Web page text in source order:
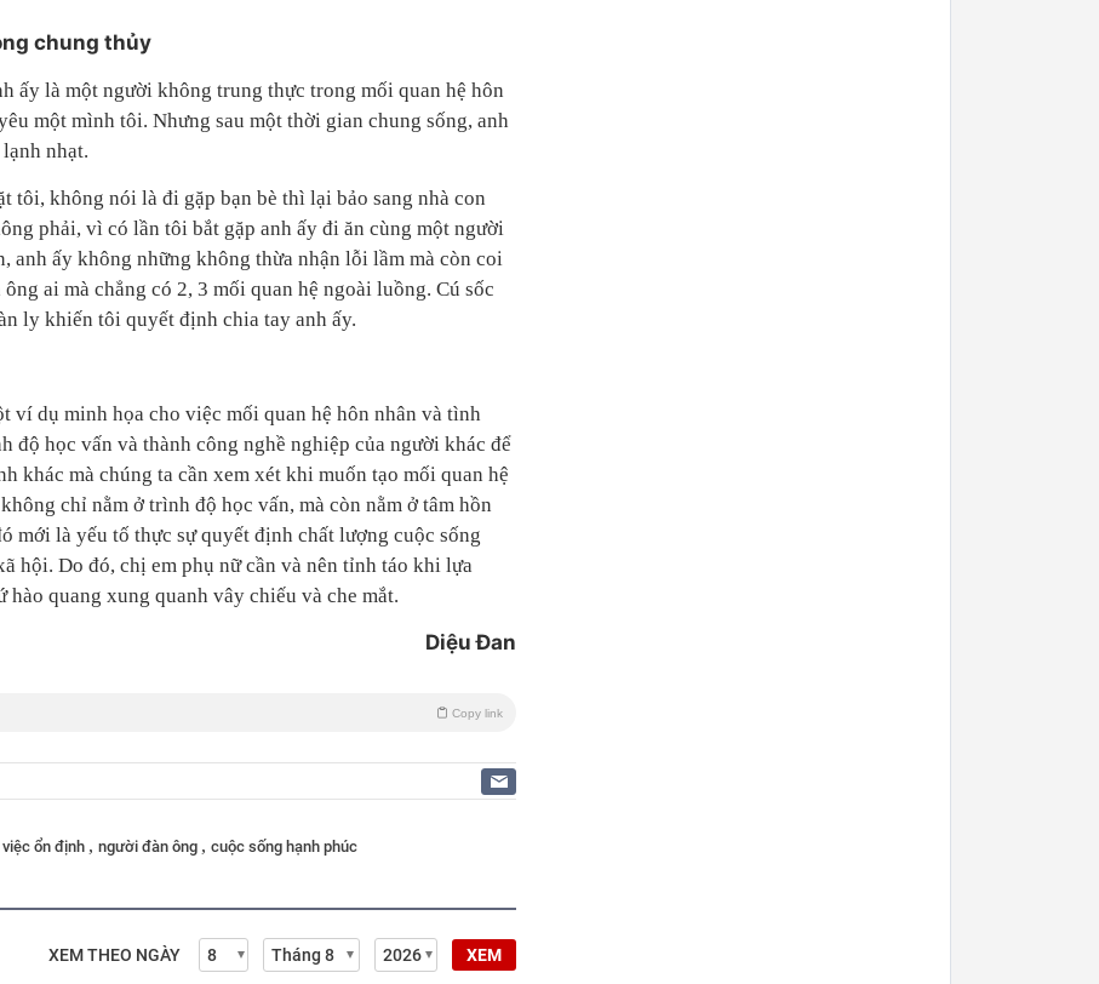
chung thủy
ấy là một người không trung thực trong mối quan hệ hôn
một mình tôi. Nhưng sau một thời gian chung sống, anh
nhạt.
tôi, không nói là đi gặp bạn bè thì lại bảo sang nhà con
phải, vì có lần tôi bắt gặp anh ấy đi ăn cùng một người
anh ấy không những không thừa nhận lỗi lầm mà còn coi
ai mà chẳng có 2, 3 mối quan hệ ngoài luồng. Cú sốc
ly khiến tôi quyết định chia tay anh ấy.
ví dụ minh họa cho việc mối quan hệ hôn nhân và tình
độ học vấn và thành công nghề nghiệp của người khác để
khác mà chúng ta cần xem xét khi muốn tạo mối quan hệ
chỉ nằm ở trình độ học vấn, mà còn nằm ở tâm hồn
mới là yếu tố thực sự quyết định chất lượng cuộc sống
hội. Do đó, chị em phụ nữ cần và nên tỉnh táo khi lựa
quang xung quanh vây chiếu và che mắt.
Diệu Đan
Copy link
ổn định , người đàn ông , cuộc sống hạnh phúc
XEM THEO NGÀY XEM